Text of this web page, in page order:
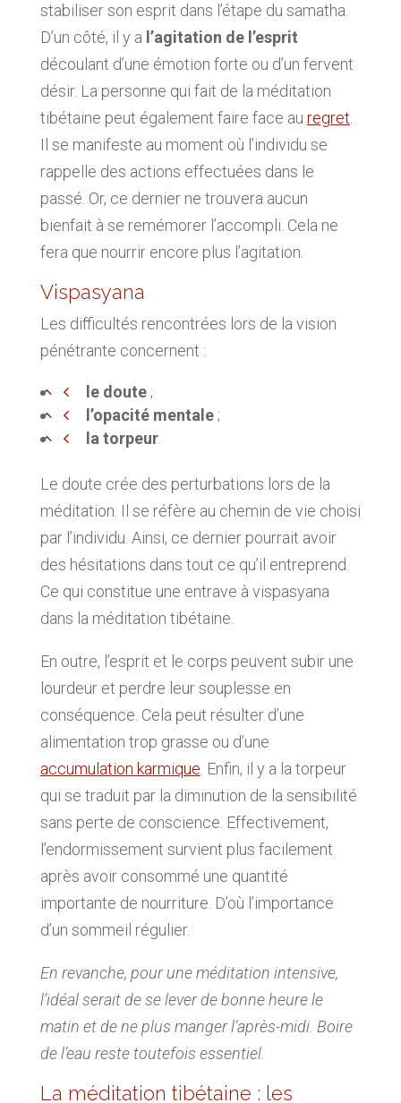
stabiliser son esprit dans l’étape du samatha.
D’un côté, il y a l’agitation de l’esprit
découlant d’une émotion forte ou d’un fervent
désir. La personne qui fait de la méditation
tibétaine peut également faire face au regret.
Il se manifeste au moment où l’individu se
rappelle des actions effectuées dans le
passé. Or, ce dernier ne trouvera aucun
bienfait à se remémorer l’accompli. Cela ne
fera que nourrir encore plus l’agitation.
Vispasyana
Les difficultés rencontrées lors de la vision
pénétrante concernent :
le doute;
l’opacité mentale;
la torpeur.
Le doute crée des perturbations lors de la
méditation. Il se réfère au chemin de vie choisi
par l’individu. Ainsi, ce dernier pourrait avoir
des hésitations dans tout ce qu’il entreprend.
Ce qui constitue une entrave à vispasyana
dans la méditation tibétaine.
En outre, l’esprit et le corps peuvent subir une
lourdeur et perdre leur souplesse en
conséquence. Cela peut résulter d’une
alimentation trop grasse ou d’une
accumulation karmique. Enfin, il y a la torpeur
qui se traduit par la diminution de la sensibilité
sans perte de conscience. Effectivement,
l’endormissement survient plus facilement
après avoir consommé une quantité
importante de nourriture. D’où l’importance
d’un sommeil régulier.
En revanche, pour une méditation intensive,
l’idéal serait de se lever de bonne heure le
matin et de ne plus manger l’après-midi. Boire
de l’eau reste toutefois essentiel.
La méditation tibétaine : les